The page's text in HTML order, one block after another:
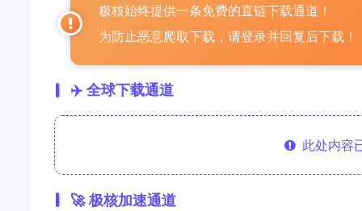
极核始终提供一条免费的直链下载通道！
为防止恶意爬取下载，请登录并回复后下载！
✈️ 全球下载通道
此处内容
🚀 极核加速通道